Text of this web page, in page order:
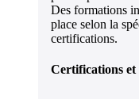
Des formations
place selon la
certifications.
Certifications et